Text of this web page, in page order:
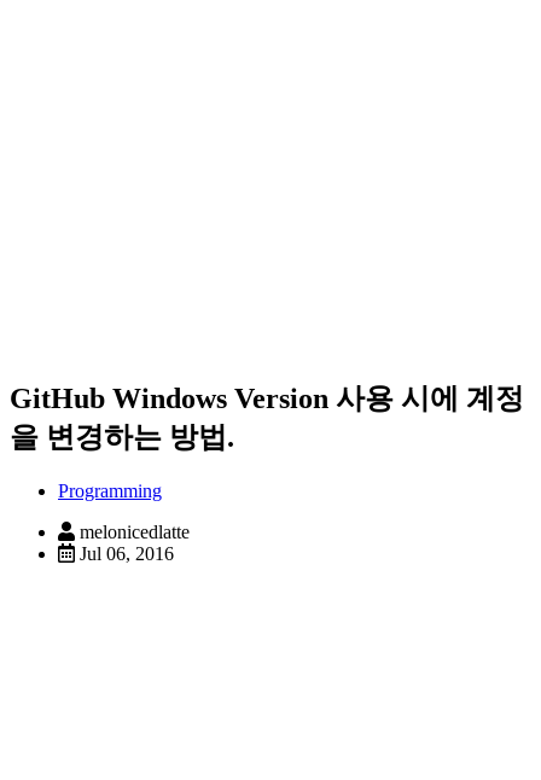
GitHub Windows Version 사용 시에 계정
을 변경하는 방법.
Programming
melonicedlatte
Jul 06, 2016